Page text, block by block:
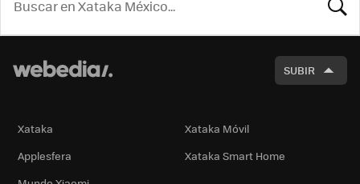
SUBIR
Xataka
Xataka Móvil
Applesfera
Xataka Smart Home